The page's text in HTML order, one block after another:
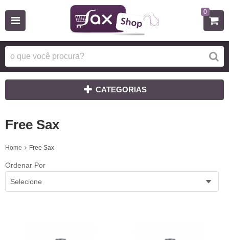
0
CATEGORIAS
Free Sax
Home Free Sax
Ordenar Por
Selecione